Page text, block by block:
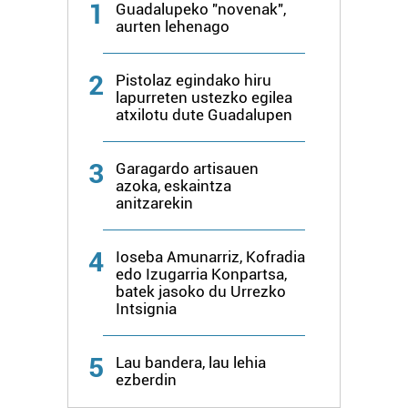
zerbitzuak hobetzeko asmoz, cookie teknologiaz
baliatzen gara. Ohar hau onartuz gero, teknologia hori
erabiltzeko baimen esplizitua ematen diguzu.
1
Guadalupeko "novenak",
aurten lehenago
2
Pistolaz egindako hiru
lapurreten ustezko egilea
atxilotu dute Guadalupen
3
Garagardo artisauen
azoka, eskaintza
anitzarekin
4
Ioseba Amunarriz, Kofradia
edo Izugarria Konpartsa,
batek jasoko du Urrezko
Intsignia
5
Lau bandera, lau lehia
ezberdin